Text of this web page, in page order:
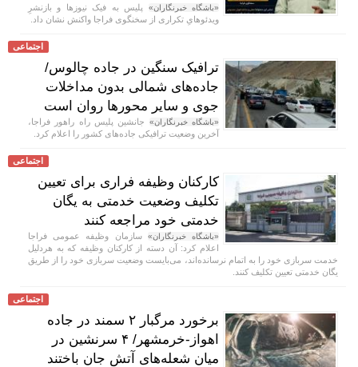
«باشگاه خبرنگاران» پلیس به فیک نیوزها و بازنشرِ
ویدئوهایِ تکراری از سخنگوی فراجا واکنش نشان داد.
اجتماعی
ترافیک سنگین در جاده چالوس/
جاده‌های شمالی بدون مداخلات
جوی و سایر محور‌ها روان است
«باشگاه خبرنگاران» جانشین پلیس راه راهور فراجا،
آخرین وضعیت ترافیکی جاده‌های کشور را اعلام کرد.
اجتماعی
کارکنان وظیفه فراری برای تعیین
تکلیف وضعیت خدمتی به یگان
خدمتی خود مراجعه کنند
«باشگاه خبرنگاران» سازمان وظیفه عمومی فراجا
اعلام کرد: آن دسته از کارکنان وظیفه که به هردلیل
خدمت سربازی خود را به اتمام نرسانده‌اند، می‌بایست وضعیت سربازی خود را از طریق
یگان خدمتی تعیین تکلیف کنند.
اجتماعی
برخورد مرگبار ۲ سمند در جاده
اهواز-خرمشهر/ ۴ سرنشین در
میان شعله‌های آتش جان باختند